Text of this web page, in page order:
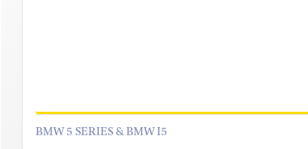
BMW 5 SERIES & BMW I5